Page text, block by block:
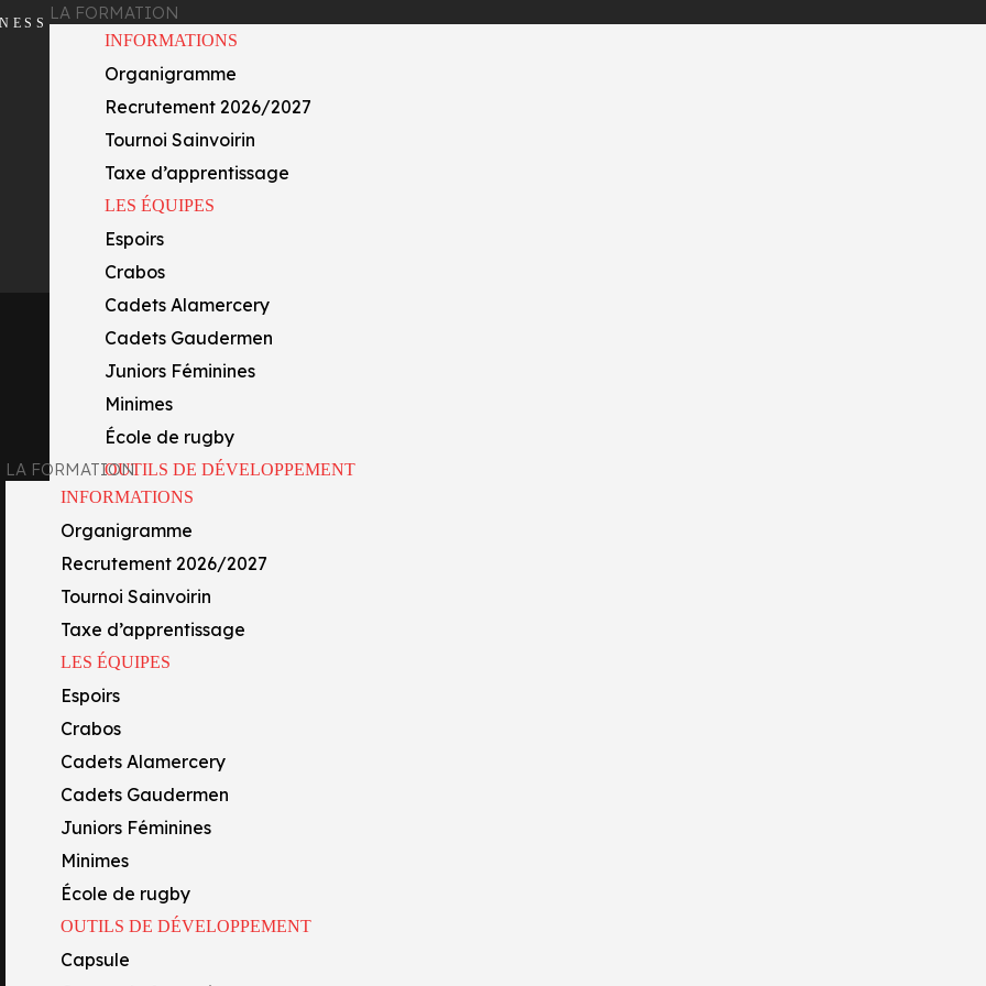
LA FORMATION
INFORMATIONS
Organigramme
Recrutement 2026/2027
Tournoi Sainvoirin
Taxe d’apprentissage
LES ÉQUIPES
Espoirs
Crabos
Cadets Alamercery
Cadets Gaudermen
Juniors Féminines
Minimes
École de rugby
OUTILS DE DÉVELOPPEMENT
Capsule
Centre de formation
Académie FFR
Oyo’Sphère
École Technique Privée
Section lycée
Section collège
Formations professionnelles
LA FORMATION
INFORMATIONS
Organigramme
Recrutement 2026/2027
Tournoi Sainvoirin
Taxe d’apprentissage
LES ÉQUIPES
Espoirs
Crabos
Cadets Alamercery
Cadets Gaudermen
Juniors Féminines
Minimes
École de rugby
OUTILS DE DÉVELOPPEMENT
Capsule
POUR TERMINER UN NOUVEAU BLOC
Montois à Mathon, les Oyomen ont ainsi retrouvé le goût de la victoire et voudront créer une nouvelle série
Dax, et avec votre soutien !